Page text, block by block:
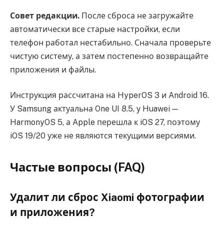
Совет редакции. После сброса не загружайте
автоматически все старые настройки, если
телефон работал нестабильно. Сначала проверьте
чистую систему, а затем постепенно возвращайте
приложения и файлы.
Инструкция рассчитана на HyperOS 3 и Android 16.
У Samsung актуальна One UI 8.5, у Huawei —
HarmonyOS 5, а Apple перешла к iOS 27, поэтому
iOS 19/20 уже не являются текущими версиями.
Частые вопросы (FAQ)
Удалит ли сброс Xiaomi фотографии
и приложения?